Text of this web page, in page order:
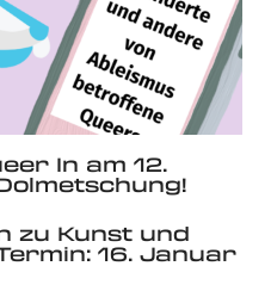
In am 12.
zu Kunst und
16. Januar